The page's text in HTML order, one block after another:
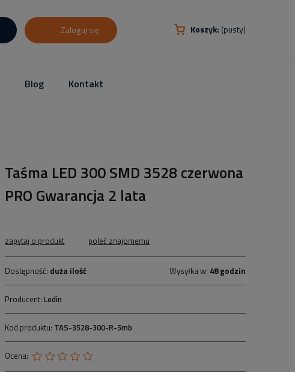
Koszyk: (pusty)
Zaloguj się
Blog Kontakt
Taśma LED 300 SMD 3528 czerwona
PRO Gwarancja 2 lata
zapytaj o produkt poleć znajomemu
Dostępność: duża ilość Wysyłka w: 48 godzin
Producent:Ledin
Kod produktu: TAS-3528-300-R-5mb
Ocena: